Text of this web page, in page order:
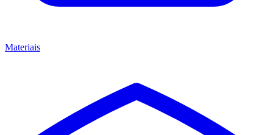
Materiais